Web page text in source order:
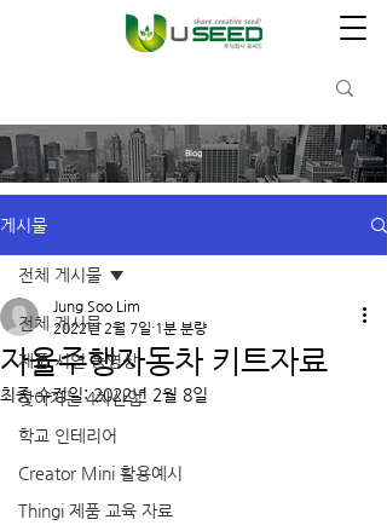
Blog
게시물
전체 게시물
제품 시연 동영상
찾아가는 4차산업
학교 인테리어
Creator Mini 활용예시
Thingi 제품 교육 자료
전체 게시물
자율주행자동차 키트자료
Jung Soo Lim
2022년 2월 7일 1분 분량
최종 수정일:2022년 2월 8일